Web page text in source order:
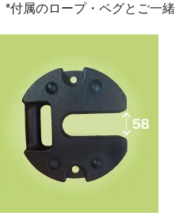
*付属のロープ・ペグとご一緒